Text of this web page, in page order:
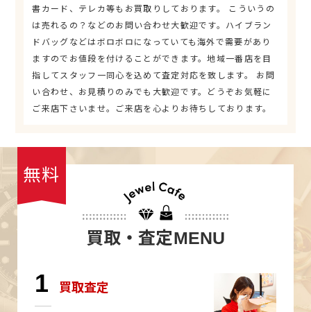
書カード、テレカ等もお買取りしております。 こういうの
は売れるの？などのお問い合わせ大歓迎です。ハイブラン
ドバッグなどはボロボロになっていても海外で需要があり
ますのでお値段を付けることができます。地域一番店を目
指してスタッフ一同心を込めて査定対応を致します。 お問
い合わせ、お見積りのみでも大歓迎です。どうぞお気軽に
ご来店下さいませ。ご来店を心よりお待ちしております。
無料
買取・査定MENU
1 買取査定